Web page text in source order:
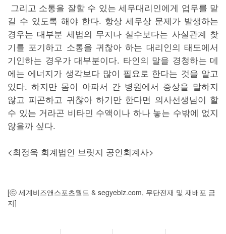
그리고 소통을 잘할 수 있는 세무대리인에게 업무를 맡
길 수 있도록 해야 한다. 항상 세무상 문제가 발생하는
경우는 대부분 세법의 무지나 실수보다는 사실관계 찾
기를 포기하고 소통을 귀찮아 하는 대리인의 태도에서
기인하는 경우가 대부분이다. 타인의 말을 경청하는 데
에는 에너지가 생각보다 많이 필요로 한다는 것을 알고
있다. 하지만 몸이 아파서 간 병원에서 증상을 말하지
않고 피곤하고 귀찮아 하기만 한다면 의사선생님이 할
수 있는 거라곤 비타민 수액이나 하나 놓는 수밖에 없지
않을까 싶다.
<최정욱 회계법인 브릿지 공인회계사>
[ⓒ 세계비즈앤스포츠월드 & segyebiz.com, 무단전재 및 재배포 금
지]